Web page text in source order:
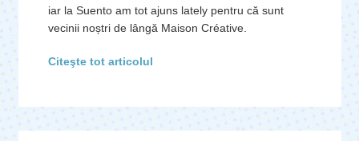
iar la Suento am tot ajuns lately pentru că sunt
vecinii noștri de lângă Maison Créative.
Citeşte tot articolul